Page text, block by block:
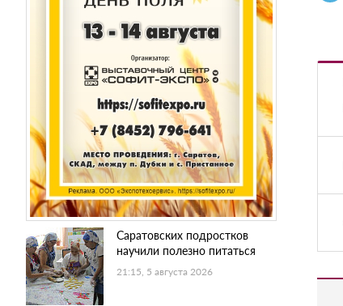
Саратовских подростков
научили полезно питаться
21:15, 5 августа 2026